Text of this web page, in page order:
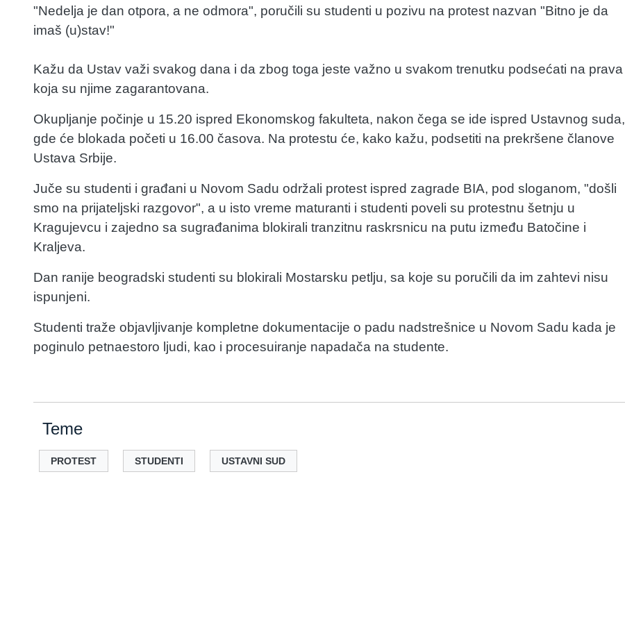
"Nedelja je dan otpora, a ne odmora", poručili su studenti u pozivu na protest nazvan "Bitno je da
imaš (u)stav!"
Kažu da Ustav važi svakog dana i da zbog toga jeste važno u svakom trenutku podsećati na prava
koja su njime zagarantovana.
Okupljanje počinje u 15.20 ispred Ekonomskog fakulteta, nakon čega se ide ispred Ustavnog suda,
gde će blokada početi u 16.00 časova. Na protestu će, kako kažu, podsetiti na prekršene članove
Ustava Srbije.
Juče su studenti i građani u Novom Sadu održali protest ispred zagrade BIA, pod sloganom, "došli
smo na prijateljski razgovor", a u isto vreme maturanti i studenti poveli su protestnu šetnju u
Kragujevcu i zajedno sa sugrađanima blokirali tranzitnu raskrsnicu na putu između Batočine i
Kraljeva.
Dan ranije beogradski studenti su blokirali Mostarsku petlju, sa koje su poručili da im zahtevi nisu
ispunjeni.
Studenti traže objavljivanje kompletne dokumentacije o padu nadstrešnice u Novom Sadu kada je
poginulo petnaestoro ljudi, kao i procesuiranje napadača na studente.
Teme
PROTEST STUDENTI USTAVNI SUD